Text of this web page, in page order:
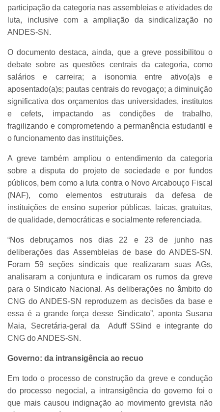
participação da categoria nas assembleias e atividades de
luta, inclusive com a ampliação da sindicalização no
ANDES-SN.
O documento destaca, ainda, que a greve possibilitou o
debate sobre as questões centrais da categoria, como
salários e carreira; a isonomia entre ativo(a)s e
aposentado(a)s; pautas centrais do revogaço; a diminuição
significativa dos orçamentos das universidades, institutos
e cefets, impactando as condições de trabalho,
fragilizando e comprometendo a permanência estudantil e
o funcionamento das instituições.
A greve também ampliou o entendimento da categoria
sobre a disputa do projeto de sociedade e por fundos
públicos, bem como a luta contra o Novo Arcabouço Fiscal
(NAF), como elementos estruturais da defesa de
instituições de ensino superior públicas, laicas, gratuitas,
de qualidade, democráticas e socialmente referenciada.
“Nos debruçamos nos dias 22 e 23 de junho nas
deliberações das Assembleias de base do ANDES-SN.
Foram 59 seções sindicais que realizaram suas AGs,
analisaram a conjuntura e indicaram os rumos da greve
para o Sindicato Nacional. As deliberações no âmbito do
CNG do ANDES-SN reproduzem as decisões da base e
essa é a grande força desse Sindicato”, aponta Susana
Maia, Secretária-geral da Aduff SSind e integrante do
CNG do ANDES-SN.
Governo: da intransigência ao recuo
Em todo o processo de construção da greve e condução
do processo negocial, a intransigência do governo foi o
que mais causou indignação ao movimento grevista não